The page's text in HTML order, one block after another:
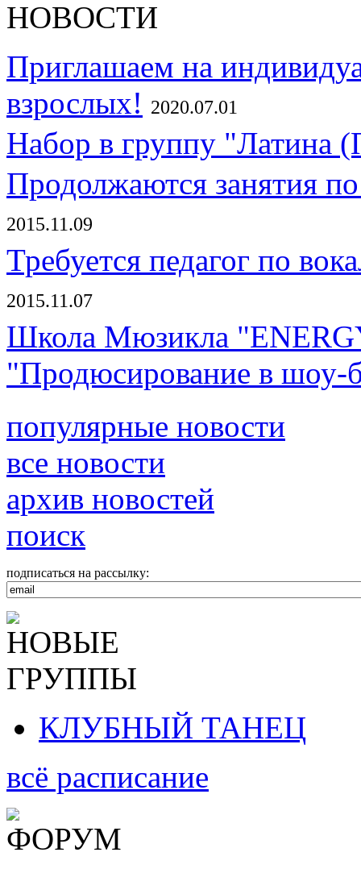
Приглашаем на
взрослых! 2020.07.01
Набор в группу "Латина
Продолжаются занятия
2015.11.09
Требуется педагог по
2015.11.07
Школа Мюзикла
"Продюсирование в шоу-
популярные новости
все новости
архив новостей
поиск
подписаться на рассылку:
КЛУБНЫЙ ТАНЕЦ
всё расписание